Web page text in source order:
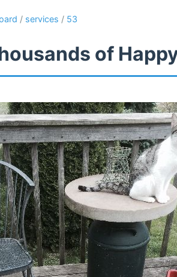
/ services / 53
of